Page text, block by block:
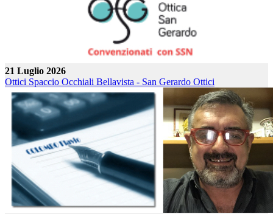
21 Luglio 2026
Ottici Spaccio Occhiali Bellavista - San Gerardo Ottici